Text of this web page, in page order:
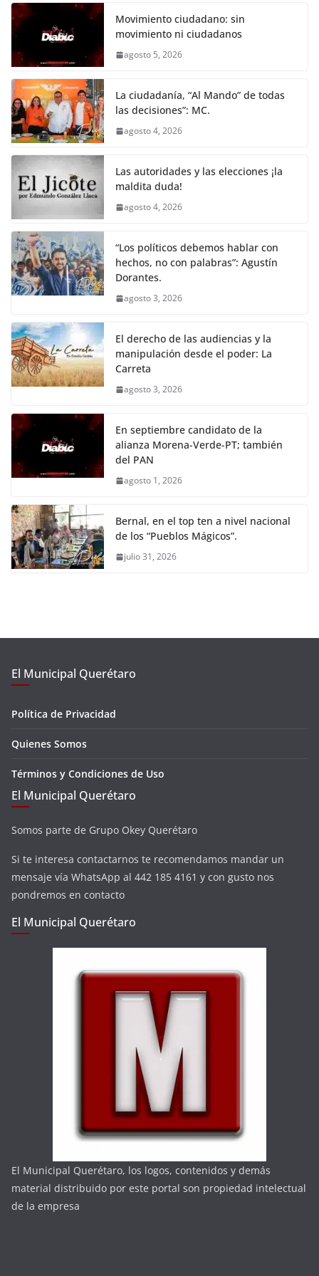
Movimiento ciudadano: sin
movimiento ni ciudadanos
agosto 5, 2026
La ciudadanía, “Al Mando” de todas
las decisiones”: MC.
agosto 4, 2026
Las autoridades y las elecciones ¡la
maldita duda!
agosto 4, 2026
“Los políticos debemos hablar con
hechos, no con palabras”: Agustín
Dorantes.
agosto 3, 2026
El derecho de las audiencias y la
manipulación desde el poder: La
Carreta
agosto 3, 2026
En septiembre candidato de la
alianza Morena-Verde-PT; también
del PAN
agosto 1, 2026
Bernal, en el top ten a nivel nacional
de los “Pueblos Mágicos”.
julio 31, 2026
El Municipal Querétaro
Política de Privacidad
Quienes Somos
Términos y Condiciones de Uso
El Municipal Querétaro
Somos parte de Grupo Okey Querétaro
Si te interesa contactarnos te recomendamos mandar un
mensaje vía WhatsApp al 442 185 4161 y con gusto nos
pondremos en contacto
El Municipal Querétaro
El Municipal Querétaro, los logos, contenidos y demás
material distribuido por este portal son propiedad intelectual
de la empresa